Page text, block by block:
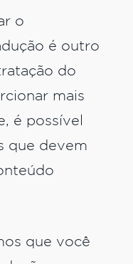
o
é outro
do
mais
é possível
que devem
que você